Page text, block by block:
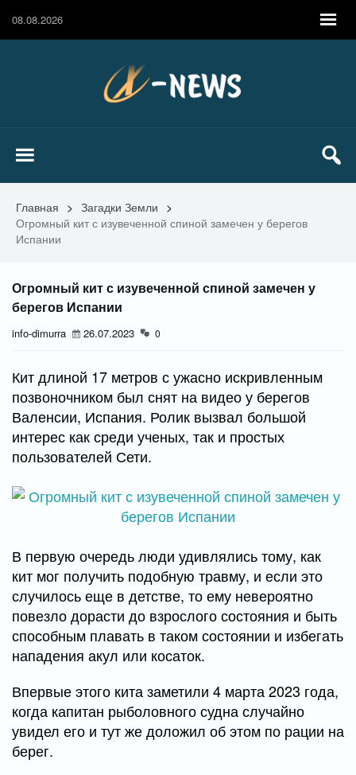
08.08.2026
Главная > Загадки Земли >
Огромный кит с изувеченной спиной замечен у берегов
Испании
Огромный кит с изувеченной спиной замечен у
берегов Испании
info-dimurra 26.07.2023 0
Кит длиной 17 метров с ужасно искривленным
позвоночником был снят на видео у берегов
Валенсии, Испания. Ролик вызвал большой
интерес как среди ученых, так и простых
пользователей Сети.
В первую очередь люди удивлялись тому, как
кит мог получить подобную травму, и если это
случилось еще в детстве, то ему невероятно
повезло дорасти до взрослого состояния и быть
способным плавать в таком состоянии и избегать
нападения акул или косаток.
Впервые этого кита заметили 4 марта 2023 года,
когда капитан рыболовного судна случайно
увидел его и тут же доложил об этом по рации на
берег.